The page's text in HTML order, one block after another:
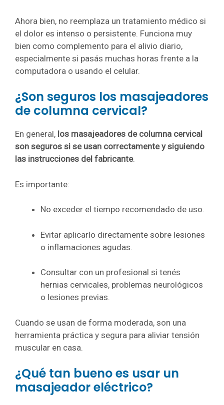
Ahora bien, no reemplaza un tratamiento médico si
el dolor es intenso o persistente. Funciona muy
bien como complemento para el alivio diario,
especialmente si pasás muchas horas frente a la
computadora o usando el celular.
¿Son seguros los masajeadores
de columna cervical?
En general, los masajeadores de columna cervical
son seguros si se usan correctamente y siguiendo
las instrucciones del fabricante.
Es importante:
No exceder el tiempo recomendado de uso.
Evitar aplicarlo directamente sobre lesiones
o inflamaciones agudas.
Consultar con un profesional si tenés
hernias cervicales, problemas neurológicos
o lesiones previas.
Cuando se usan de forma moderada, son una
herramienta práctica y segura para aliviar tensión
muscular en casa.
¿Qué tan bueno es usar un
masajeador eléctrico?